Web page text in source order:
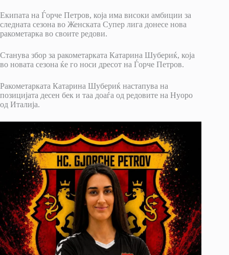
Екипата на Ѓорче Петров, која има високи амбиции за
следната сезона во Женската Супер лига донесе нова
ракометарка во своите редови.
Станува збор за ракометарката Катарина Шубериќ, која
во новата сезона ќе го носи дресот на Ѓорче Петров.
Ракометарката Катарина Шубериќ настапува на
позицијата десен бек и таа доаѓа од редовите на Нуоро
од Италија.